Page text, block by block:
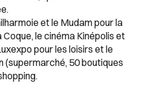
et le Mudam pour la
le cinéma Kinépolis et
pour les loisirs et le
50 boutiques